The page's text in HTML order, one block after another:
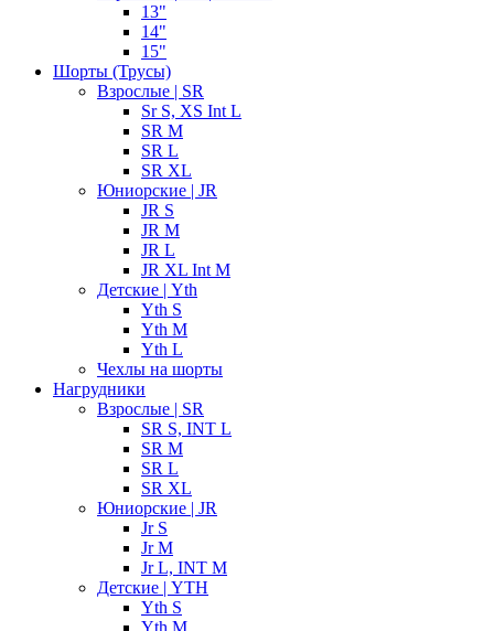
13"
14"
15"
Шорты (Трусы)
Взрослые | SR
Sr S, XS Int L
SR M
SR L
SR XL
Юниорские | JR
JR S
JR M
JR L
JR XL Int M
Детские | Yth
Yth S
Yth M
Yth L
Чехлы на шорты
Нагрудники
Взрослые | SR
SR S, INT L
SR M
SR L
SR XL
Юниорские | JR
Jr S
Jr M
Jr L, INT M
Детские | YTH
Yth S
Yth M